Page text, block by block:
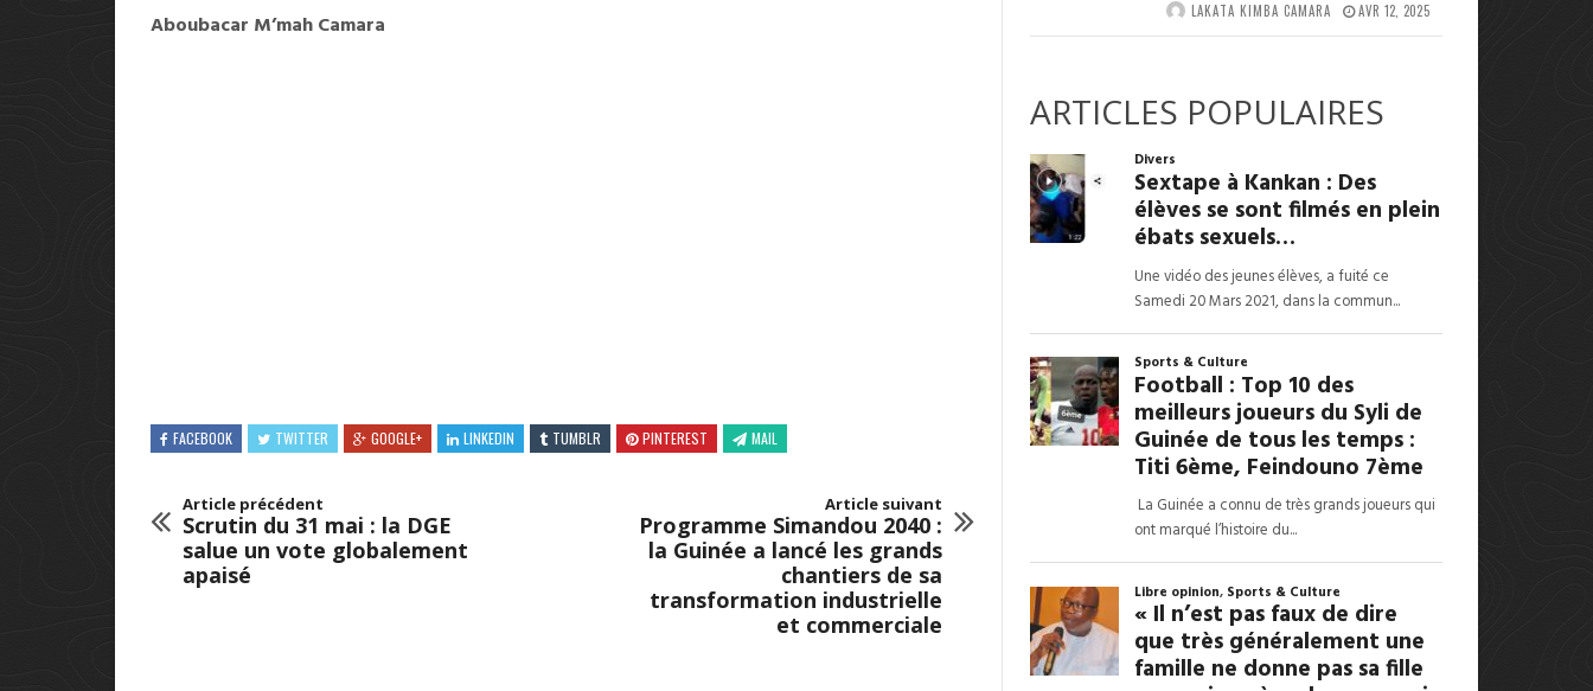
Aboubacar M’mah Camara
FACEBOOK TWITTER GOOGLE+ LINKEDIN TUMBLR PINTEREST MAIL
Article précédent
Scrutin du 31 mai : la DGE
salue un vote globalement
apaisé
Article suivant
Programme Simandou 2040 :
la Guinée a lancé les grands
chantiers de sa
transformation industrielle
et commerciale
LAKATA KIMBA CAMARA AVR 12, 2025
ARTICLES POPULAIRES